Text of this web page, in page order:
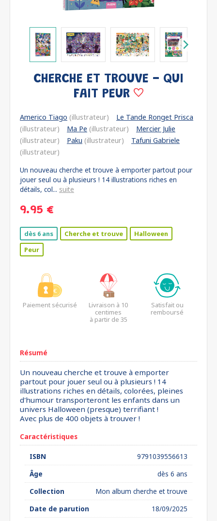
CHERCHE ET TROUVE - QUI
FAIT PEUR
Americo Tiago (illustrateur)
Le Tande Ronget Prisca
(illustrateur)
Ma Pe (illustrateur)
Mercier Julie
(illustrateur)
Paku (illustrateur)
Tafuni Gabriele
(illustrateur)
Un nouveau cherche et trouve à emporter partout pour
jouer seul ou à plusieurs ! 14 illustrations riches en
détails, col... suite
9.95 €
dès 6 ans Cherche et trouve
Halloween
Peur
Paiement sécurisé
Livraison à 10
centimes
à partir de 35
Satisfait ou
remboursé
Résumé
Un nouveau cherche et trouve à emporter
partout pour jouer seul ou à plusieurs ! 14
illustrations riches en détails, colorées, pleines
d'humour transporteront les enfants dans un
univers Halloween (presque) terrifiant !
Avec plus de 400 objets à trouver !
Caractéristiques
ISBN
9791039556613
Âge
dès 6 ans
Collection
Mon album cherche et trouve
Date de parution
18/09/2025